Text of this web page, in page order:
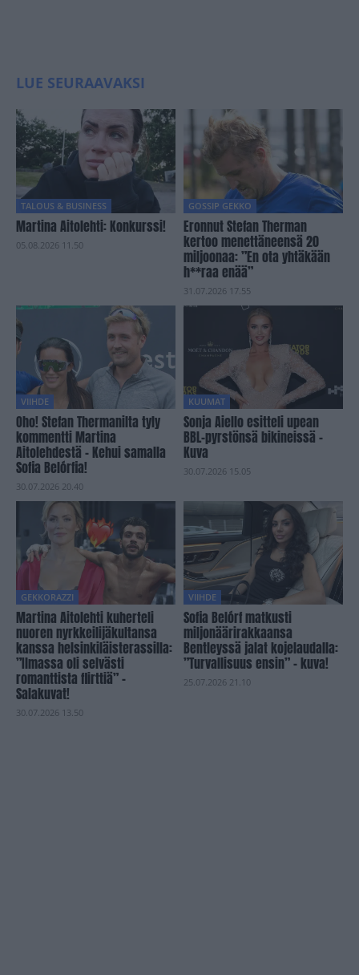
LUE SEURAAVAKSI
TALOUS & BUSINESS
Martina Aitolehti: Konkurssi!
05.08.2026 11.50
GOSSIP GEKKO
Eronnut Stefan Therman
kertoo menettäneensä 20
miljoonaa: ”En ota yhtäkään
h**raa enää”
31.07.2026 17.55
VIIHDE
Oho! Stefan Thermanilta tyly
kommentti Martina
Aitolehdestä – Kehui samalla
Sofia Belórfia!
30.07.2026 20.40
KUUMAT
Sonja Aiello esitteli upean
BBL-pyrstönsä bikineissä –
Kuva
30.07.2026 15.05
GEKKORAZZI
Martina Aitolehti kuherteli
nuoren nyrkkeilijäkultansa
kanssa helsinkiläisterassilla:
”Ilmassa oli selvästi
romanttista flirttiä” –
Salakuvat!
30.07.2026 13.50
VIIHDE
Sofia Belórf matkusti
miljonäärirakkaansa
Bentleyssä jalat kojelaudalla:
”Turvallisuus ensin” – kuva!
25.07.2026 21.10